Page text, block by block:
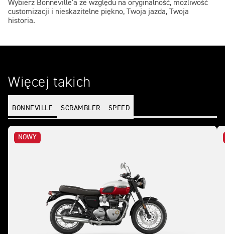
Wybierz Bonneville'a ze względu na oryginalność, możliwość
customizacji i nieskazitelne piękno, Twoja jazda, Twoja
historia.
Więcej takich
BONNEVILLE SCRAMBLER SPEED
NOWY